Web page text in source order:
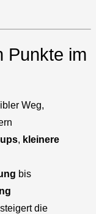
Punkte im
Weg,
, kleinere
bis
steigert die